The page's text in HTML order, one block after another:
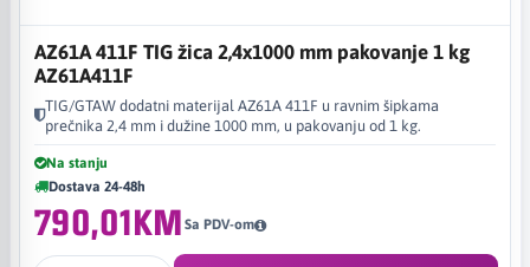
AZ61A 411F TIG žica 2,4x1000 mm pakovanje 1 kg
AZ61A411F
TIG/GTAW dodatni materijal AZ61A 411F u ravnim šipkama
prečnika 2,4 mm i dužine 1000 mm, u pakovanju od 1 kg.
Na stanju
Dostava 24-48h
790,01KM Sa PDV-om